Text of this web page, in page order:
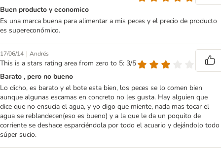
Buen producto y economico
Es una marca buena para alimentar a mis peces y el precio de producto
es supereconómico.
17/06/14 | Andrés
This is a stars rating area from zero to 5: 3/5
Barato , pero no bueno
Lo dicho, es barato y el bote esta bien, los peces se lo comen bien
aunque algunas escamas en concreto no les gusta. Hay alguien que
dice que no ensucia el agua, y yo digo que miente, nada mas tocar el
agua se reblandecen(eso es bueno) y a la que le da un poquito de
corriente se deshace esparciéndola por todo el acuario y dejándolo todo
súper sucio.